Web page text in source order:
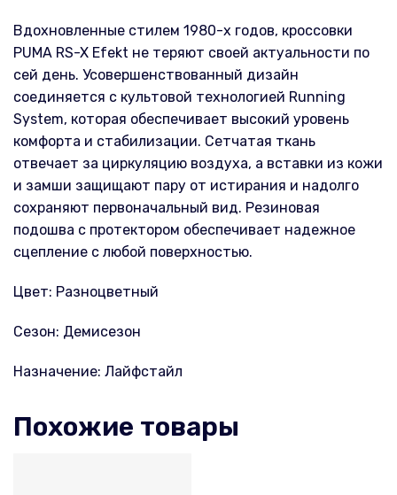
Вдохновленные стилем 1980-х годов, кроссовки
PUMA RS-X Efekt не теряют своей актуальности по
сей день. Усовершенствованный дизайн
соединяется с культовой технологией Running
System, которая обеспечивает высокий уровень
комфорта и стабилизации. Сетчатая ткань
отвечает за циркуляцию воздуха, а вставки из кожи
и замши защищают пару от истирания и надолго
сохраняют первоначальный вид. Резиновая
подошва с протектором обеспечивает надежное
сцепление с любой поверхностью.
Цвет: Разноцветный
Сезон: Демисезон
Назначение: Лайфстайл
Похожие товары